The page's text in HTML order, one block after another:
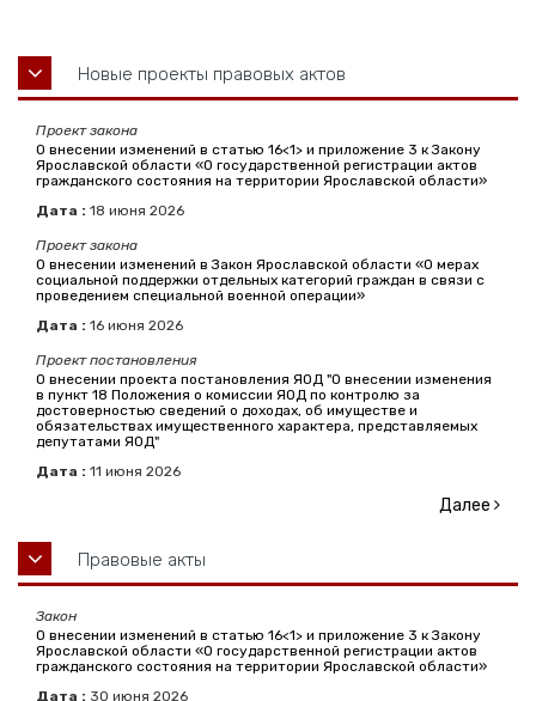
Новые проекты правовых актов
Проект закона
О внесении изменений в статью 16<1> и приложение 3 к Закону
Ярославской области «О государственной регистрации актов
гражданского состояния на территории Ярославской области»
Дата : 18 июня 2026
Проект закона
О внесении изменений в Закон Ярославской области «О мерах
социальной поддержки отдельных категорий граждан в связи с
проведением специальной военной операции»
Дата : 16 июня 2026
Проект постановления
О внесении проекта постановления ЯОД "О внесении изменения
в пункт 18 Положения о комиссии ЯОД по контролю за
достоверностью сведений о доходах, об имуществе и
обязательствах имущественного характера, представляемых
депутатами ЯОД"
Дата : 11 июня 2026
Далее
Правовые акты
Закон
О внесении изменений в статью 16<1> и приложение 3 к Закону
Ярославской области «О государственной регистрации актов
гражданского состояния на территории Ярославской области»
Дата : 30 июня 2026